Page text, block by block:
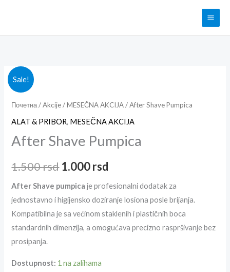
sadržaj
Sale!
Почетна/Akcije/MESEČNA AKCIJA/ After Shave Pumpica
ALAT & PRIBOR, MESEČNA AKCIJA
After Shave Pumpica
1.500rsd
cena
je
bila:
1.500 rsd.
1.000rsd
cena
je:
1.000 rsd.
After Shave pumpica je profesionalni dodatak za
jednostavno i higijensko doziranje losiona posle brijanja.
Kompatibilna je sa većinom staklenih i plastičnih boca
standardnih dimenzija, a omogućava precizno raspršivanje bez
prosipanja.
Dostupnost: 1 na zalihama
After
Shave
Pumpica
količina